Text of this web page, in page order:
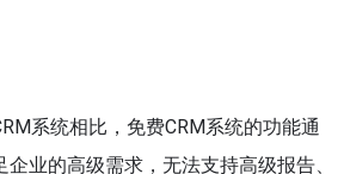
系统相比，免费CRM系统的功能通
业的高级需求，无法支持高级报告、